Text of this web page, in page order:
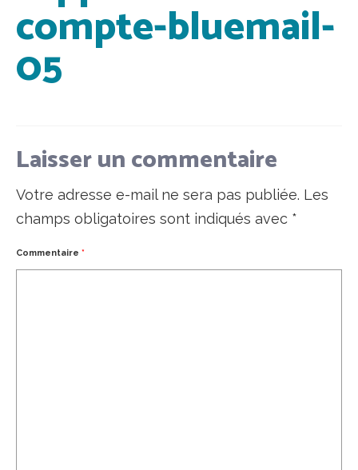
compte-bluemail-
05
Laisser un commentaire
Votre adresse e-mail ne sera pas publiée. Les
champs obligatoires sont indiqués avec *
Commentaire *